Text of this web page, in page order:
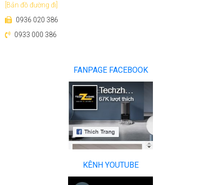
[Bản đồ đường đi]
0936 020 386
0933 000 386
FANPAGE FACEBOOK
KÊNH YOUTUBE